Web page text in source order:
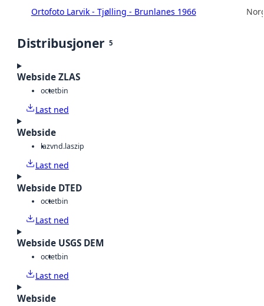
Ortofoto Larvik - Tjølling - Brunlanes 1966
Distribusjoner 5
Webside ZLAS
octetbin
Last ned
Webside
lazvnd.laszip
Last ned
Webside DTED
octetbin
Last ned
Webside USGS DEM
octetbin
Last ned
Webside